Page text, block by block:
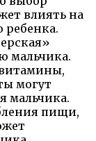
влиять на
ребенка.
мальчика.
могут
мальчика.
пищи,